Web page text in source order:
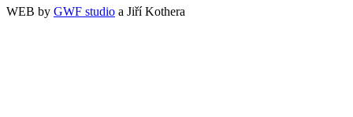
WEB by GWF studio a Jiří Kothera